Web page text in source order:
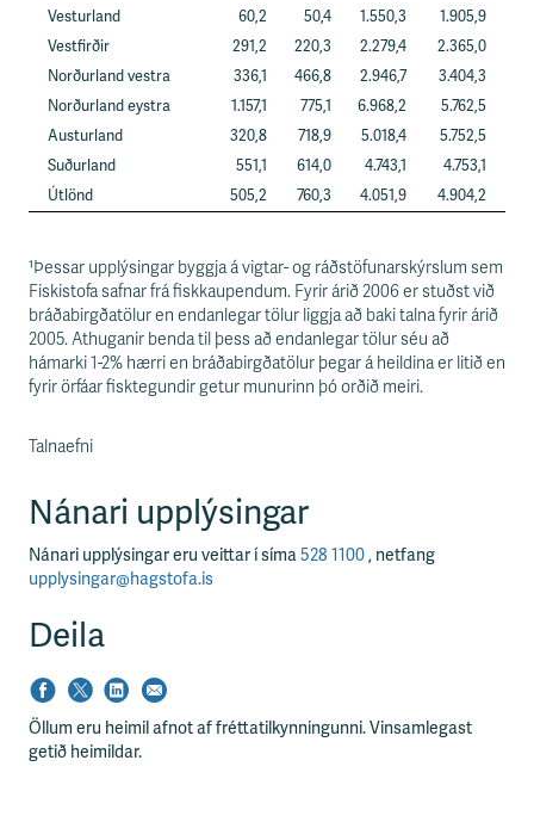
Vesturland
60,2 50,4 1.550,3
1.905,9
Vestfirðir
291,2 220,3 2.279,4
2.365,0
Norðurland vestra
336,1 466,8 2.946,7
3.404,3
Norðurland eystra
1.157,1 775,1 6.968,2
5.762,5
Austurland
320,8 718,9 5.018,4
5.752,5
Suðurland
551,1 614,0 4.743,1
4.753,1
Útlönd
505,2 760,3 4.051,9 4.904,2
¹Þessar upplýsingar byggja á vigtar- og ráðstöfunarskýrslum sem
Fiskistofa safnar frá fiskkaupendum. Fyrir árið 2006 er stuðst við
bráðabirgðatölur en endanlegar tölur liggja að baki talna fyrir árið
2005. Athuganir benda til þess að endanlegar tölur séu að
hámarki 1-2% hærri en bráðabirgðatölur þegar á heildina er litið en
fyrir örfáar fisktegundir getur munurinn þó orðið meiri.
Talnaefni
Nánari upplýsingar
Nánari upplýsingar eru veittar í síma528 1100, netfang
upplysingar@hagstofa.is
Deila
Öllum eru heimil afnot af fréttatilkynningunni. Vinsamlegast
getið heimildar.